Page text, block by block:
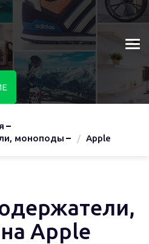
моноподы
Apple
Apple